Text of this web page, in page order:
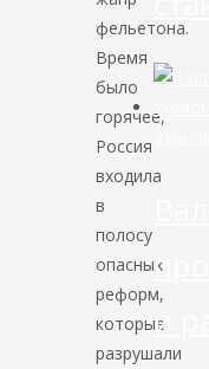
фельетона.
Время
было
горячее,
Россия
входила
в
полосу
опасных
реформ,
которые
разрушали
и